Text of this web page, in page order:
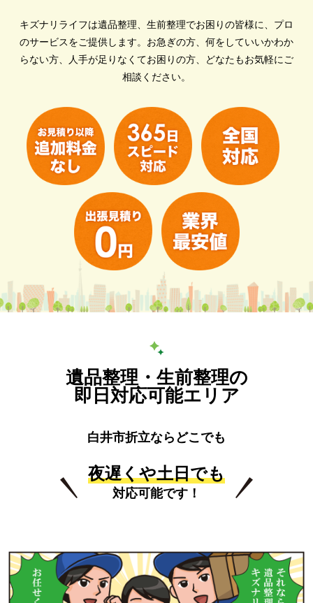
キズナリライフは遺品整理、生前整理でお困りの皆様に、プロ
のサービスをご提供します。 お急ぎの方、何をしていいかわか
らない方、人手が足りなくてお困りの方、どなたもお気軽にご
相談ください。
遺品整理・生前整理の
即日対応可能エリア
白井市折立ならどこでも
夜遅くや土日でも
対応可能です！